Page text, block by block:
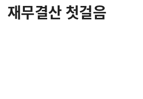
재무결산 첫걸음